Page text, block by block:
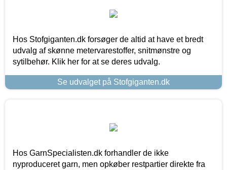
Hos Stofgiganten.dk forsøger de altid at have et bredt
udvalg af skønne metervarestoffer, snitmønstre og
sytilbehør. Klik her for at se deres udvalg.
Se udvalget på Stofgiganten.dk
Hos GarnSpecialisten.dk forhandler de ikke
nyproduceret garn, men opkøber restpartier direkte fra